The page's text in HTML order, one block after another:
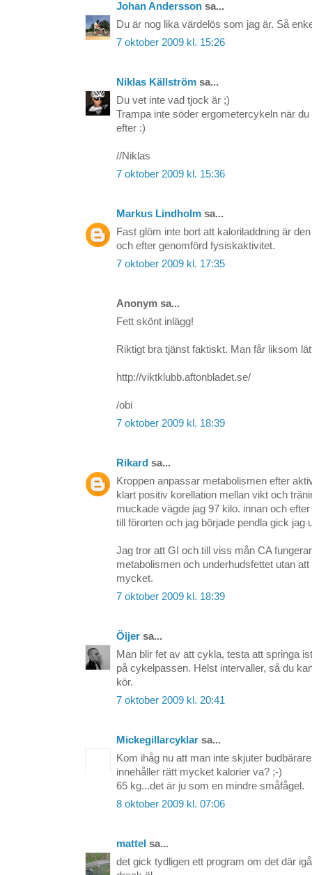
Johan Andersson sa...
Du är nog lika värdelös som jag är. Så
7 oktober 2009 kl. 15:26
Niklas Källström sa...
Du vet inte vad tjock är ;)
Trampa inte söder ergometercykeln när
efter :)
//Niklas
7 oktober 2009 kl. 15:36
Markus Lindholm sa...
Fast glöm inte bort att kaloriladdning är
och efter genomförd fysiskaktivitet.
7 oktober 2009 kl. 17:35
Anonym sa...
Fett skönt inlägg!
Riktigt bra tjänst faktiskt. Man får liksom
http://viktklubb.aftonbladet.se/
/obi
7 oktober 2009 kl. 18:39
Rikard sa...
Kroppen anpassar metabolismen efter
klart positiv korellation mellan vikt och
muckade vägde jag 97 kilo. innan och
till förorten och jag började pendla gick jag
Jag tror att GI och till viss mån CA
metabolismen och underhudsfettet utan
mycket.
7 oktober 2009 kl. 18:39
Öijer sa...
Man blir fet av att cykla, testa att springa
på cykelpassen. Helst intervaller, så du
kör.
7 oktober 2009 kl. 20:41
Mickegillarcyklar sa...
Kom ihåg nu att man inte skjuter
innehåller rätt mycket kalorier va? ;-)
65 kg...det är ju som en mindre småfågel.
8 oktober 2009 kl. 07:06
mattel sa...
det gick tydligen ett program om det där